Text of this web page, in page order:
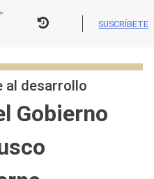
SUSCRÍBETE
al desarrollo
Gobierno